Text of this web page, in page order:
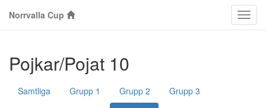
Norrvalla Cup
Pojkar/Pojat 10
Samtliga Grupp 1 Grupp 2
Grupp 3